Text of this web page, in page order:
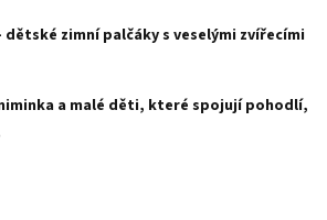
zimní palčáky s veselými zvířecími
a malé děti, které spojují pohodlí,